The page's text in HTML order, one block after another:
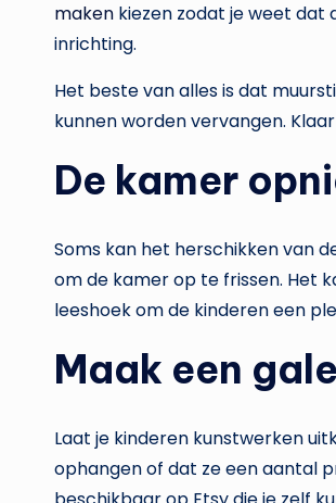
maken kiezen zodat je weet dat
inrichting.
Het beste van alles is dat
kunnen worden vervangen.
De kamer
Soms kan het herschikken van
om de kamer op te frissen. Het
leeshoek om de kinderen een
Maak een
Laat je kinderen kunstwerken
ophangen of dat ze een aantal